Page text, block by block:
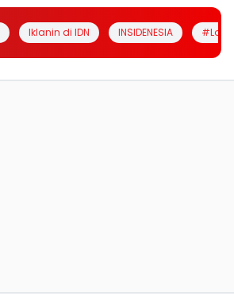
Iklanin di IDN INSIDENESIA